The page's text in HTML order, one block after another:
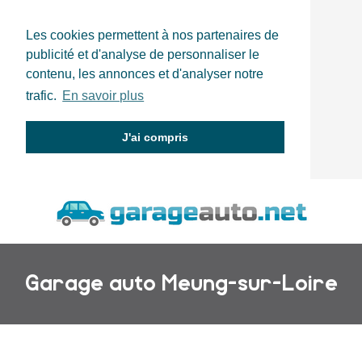
Les cookies permettent à nos partenaires de
publicité et d'analyse de personnaliser le
contenu, les annonces et d'analyser notre
trafic. En savoir plus
J'ai compris
Garage auto Meung-sur-Loire